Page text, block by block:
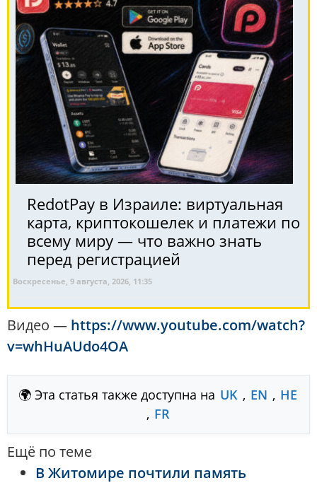
RedotPay в Израиле: виртуальная
карта, криптокошелек и платежи по
всему миру — что важно знать
перед регистрацией
Воскресенье, 9 августа, 2026, 11:35
Видео — https://www.youtube.com/watch?
v=whHuAUdo4OA
🌍 Эта статья также доступна на UK , EN , HE
, FR
Ещё по теме
В Житомире почтили память